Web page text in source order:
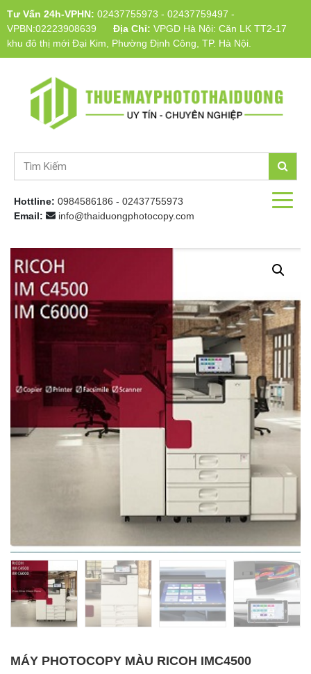
Tư Vấn 24h-VPHN: 02437755973 - 02437759497 -
VPBN:02223908639
Địa Chỉ: VPGD Hà Nội: Căn LK TT2-17
khu đô thị mới Đại Kim, Phường Định Công, TP. Hà Nội.
Hottline: 0984586186 - 02437755973
Email:
info@thaiduongphotocopy.com
MÁY PHOTOCOPY MÀU RICOH IMC4500